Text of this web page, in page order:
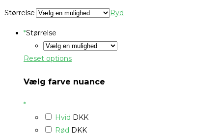
Størrelse Ryd
*Størrelse
Reset options
Vælg farve nuance
*
Hvid DKK
Rød DKK